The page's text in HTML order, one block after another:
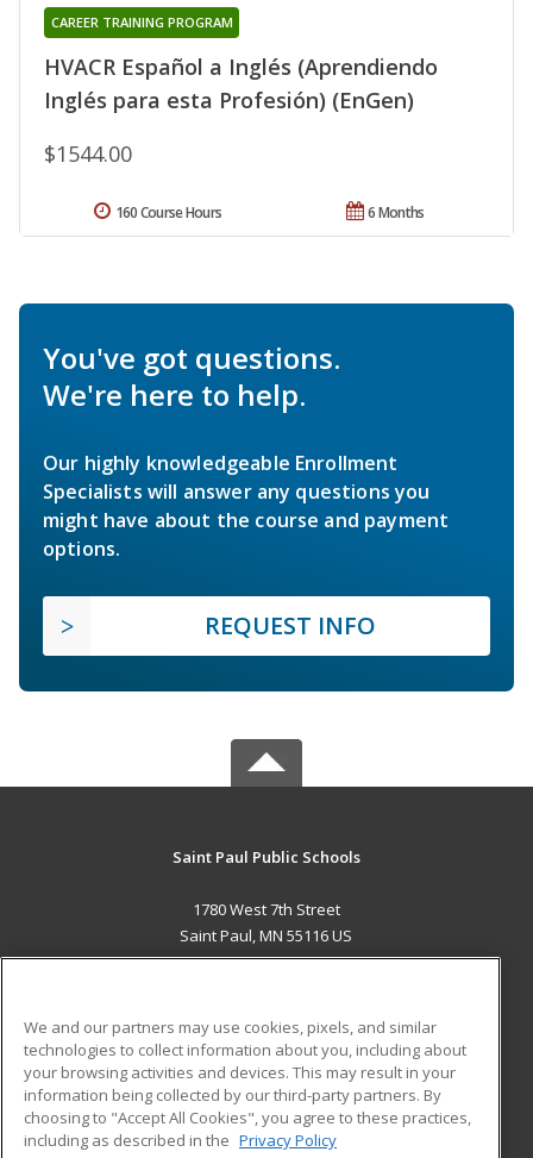
HVACR Español a Inglés (Aprendiendo
Inglés para esta Profesión) (EnGen)
CAREER TRAINING PROGRAM
$1544.00
6 Months
160 Course Hours
You've got questions.
We're here to help.
Our highly knowledgeable Enrollment
Specialists will answer any questions you
might have about the course and payment
options.
REQUEST INFO
Saint Paul Public Schools
1780 West 7th Street
Saint Paul, MN 55116 US
ADDITIONAL RESOURCES
Military
Financial Assistance
Help
Student Blog
We and our partners may use cookies, pixels, and similar
technologies to collect information about you, including about
your browsing activities and devices. This may result in your
information being collected by our third-party partners. By
choosing to "Accept All Cookies", you agree to these practices,
including as described in the Privacy Policy